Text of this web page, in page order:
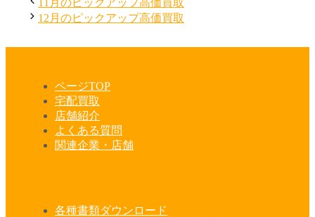
で
す。
画
面
ゴ
ー
11月のピックアップ高価買取
12月のピックアップ高価買取
ページTOP
宅配買取
店舗紹介
よくある質問
関連企業・店舗
各種書類ダウンロード